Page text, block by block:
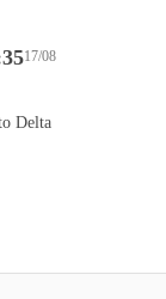
17/08
Delta